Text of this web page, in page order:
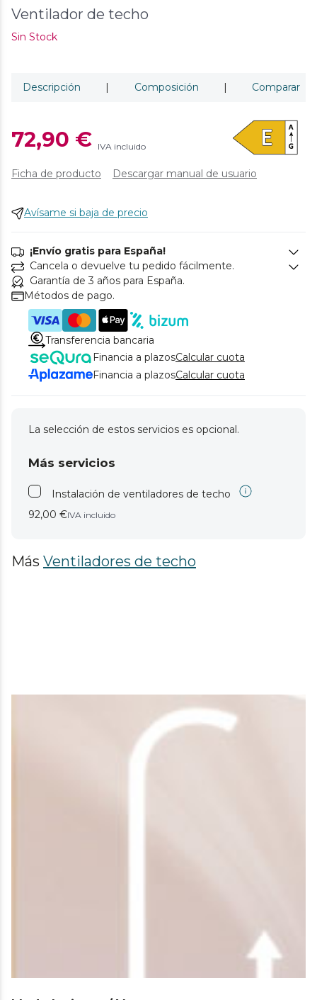
Ventilador de techo
Sin Stock
Descripción | Composición | Comparar
72,90 € IVA incluido
Ficha de producto Descargar manual de usuario
Avísame si baja de precio
¡Envío gratis para España!
Cancela o devuelve tu pedido fácilmente.
Garantía de 3 años para España.
Métodos de pago.
Transferencia bancaria
Financia a plazosCalcular cuota
Financia a plazosCalcular cuota
La selección de estos servicios es opcional.
Más servicios
Instalación de ventiladores de techo
92,00 €IVA incluido
Más Ventiladores de techo